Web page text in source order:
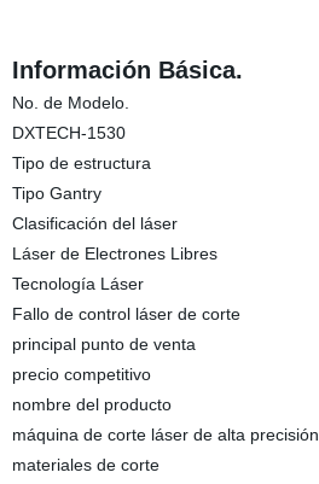
Información Básica.
No. de Modelo.
DXTECH-1530
Tipo de estructura
Tipo Gantry
Clasificación del láser
Láser de Electrones Libres
Tecnología Láser
Fallo de control láser de corte
principal punto de venta
precio competitivo
nombre del producto
máquina de corte láser de alta precisión
materiales de corte